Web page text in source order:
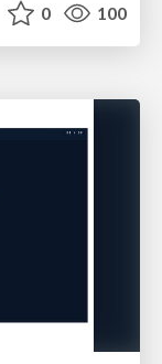
0 100